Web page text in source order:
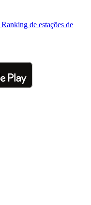
Ranking de estações de